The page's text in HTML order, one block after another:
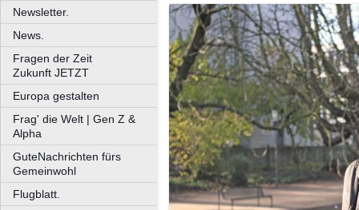
Newsletter.
News.
Fragen der Zeit
Zukunft JETZT
Europa gestalten
Frag' die Welt | Gen Z &
Alpha
GuteNachrichten fürs
Gemeinwohl
Flugblatt.